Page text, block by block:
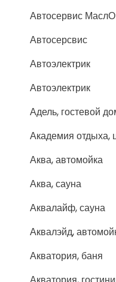
Автосервис
Автосерсвис
Автоэлектрик
Автоэлектрик
Адель, гостевой
Академия отдыха,
Аква, автомойка
Аква, сауна
Аквалайф, сауна
Аквалэйд,
Акватория, баня